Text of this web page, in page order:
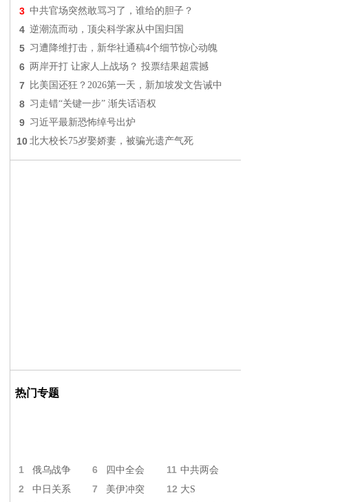
3 中共官场突然敢骂习了，谁给的胆子？
4 逆潮流而动，顶尖科学家从中国归国
5 习遭降维打击，新华社通稿4个细节惊心动魄
6 两岸开打 让家人上战场？ 投票结果超震撼
7 比美国还狂？2026第一天，新加坡发文告诫中
8 习走错“关键一步” 渐失话语权
9 习近平最新恐怖绰号出炉
10 北大校长75岁娶娇妻，被骗光遗产气死
热门专题
1 俄乌战争 6 四中全会 11 中共两会
2 中日关系 7 美伊冲突 12 大S